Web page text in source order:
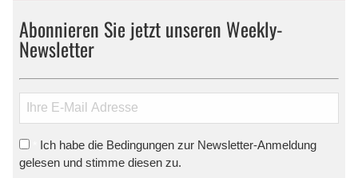
Abonnieren Sie jetzt unseren Weekly-
Newsletter
Ich habe die Bedingungen zur Newsletter-Anmeldung
gelesen und stimme diesen zu.